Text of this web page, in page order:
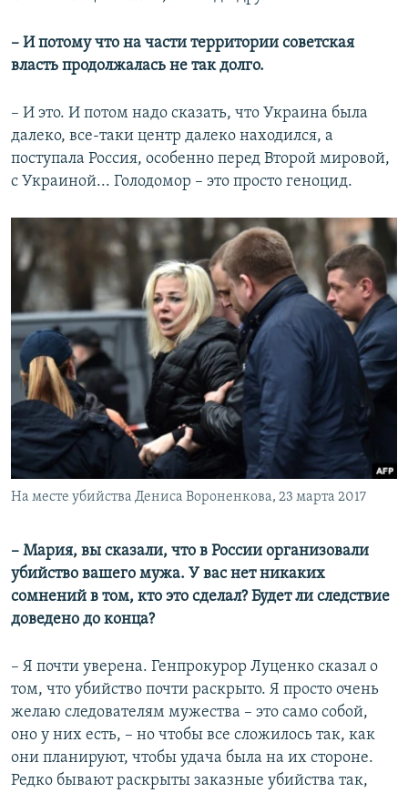
– И потому что на части территории советская
власть продолжалась не так долго.
– И это. И потом надо сказать, что Украина была
далеко, все-таки центр далеко находился, а
поступала Россия, особенно перед Второй мировой,
с Украиной... Голодомор – это просто геноцид.
На месте убийства Дениса Вороненкова, 23 марта 2017
– Мария, вы сказали, что в России организовали
убийство вашего мужа. У вас нет никаких
сомнений в том, кто это сделал? Будет ли следствие
доведено до конца?
– Я почти уверена. Генпрокурор Луценко сказал о
том, что убийство почти раскрыто. Я просто очень
желаю следователям мужества – это само собой,
оно у них есть, – но чтобы все сложилось так, как
они планируют, чтобы удача была на их стороне.
Редко бывают раскрыты заказные убийства так,